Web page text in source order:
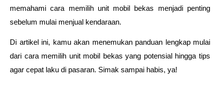
memahami cara memilih unit mobil bekas menjadi penting
sebelum mulai menjual kendaraan.
Di artikel ini, kamu akan menemukan panduan lengkap mulai
dari cara memilih unit mobil bekas yang potensial hingga tips
agar cepat laku di pasaran. Simak sampai habis, ya!